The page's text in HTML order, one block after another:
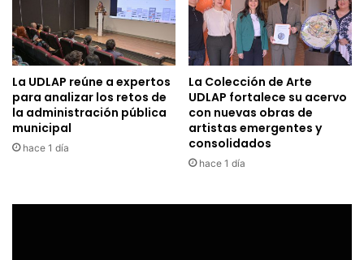
La UDLAP reúne a expertos
para analizar los retos de
la administración pública
municipal
hace 1 día
La Colección de Arte
UDLAP fortalece su acervo
con nuevas obras de
artistas emergentes y
consolidados
hace 1 día